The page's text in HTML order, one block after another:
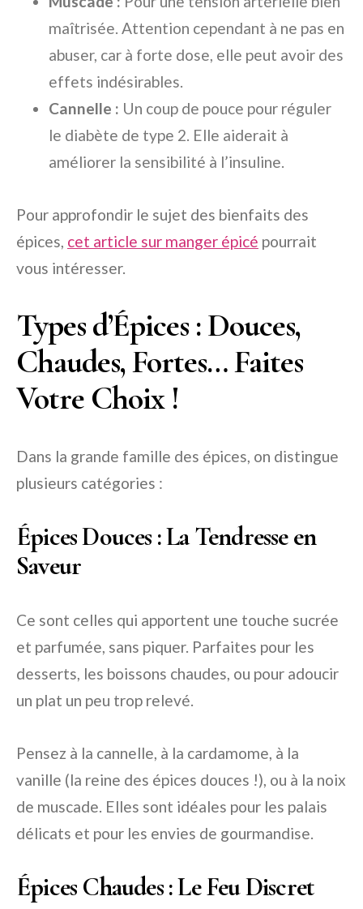
maîtrisée. Attention cependant à ne pas en
abuser, car à forte dose, elle peut avoir des
effets indésirables.
Cannelle : Un coup de pouce pour réguler
le diabète de type 2. Elle aiderait à
améliorer la sensibilité à l’insuline.
Pour approfondir le sujet des bienfaits des
épices, cet article sur manger épicé pourrait
vous intéresser.
Types d’Épices : Douces,
Chaudes, Fortes… Faites
Votre Choix !
Dans la grande famille des épices, on distingue
plusieurs catégories :
Épices Douces : La Tendresse en
Saveur
Ce sont celles qui apportent une touche sucrée
et parfumée, sans piquer. Parfaites pour les
desserts, les boissons chaudes, ou pour adoucir
un plat un peu trop relevé.
Pensez à la cannelle, à la cardamome, à la
vanille (la reine des épices douces !), ou à la noix
de muscade. Elles sont idéales pour les palais
délicats et pour les envies de gourmandise.
Épices Chaudes : Le Feu Discret